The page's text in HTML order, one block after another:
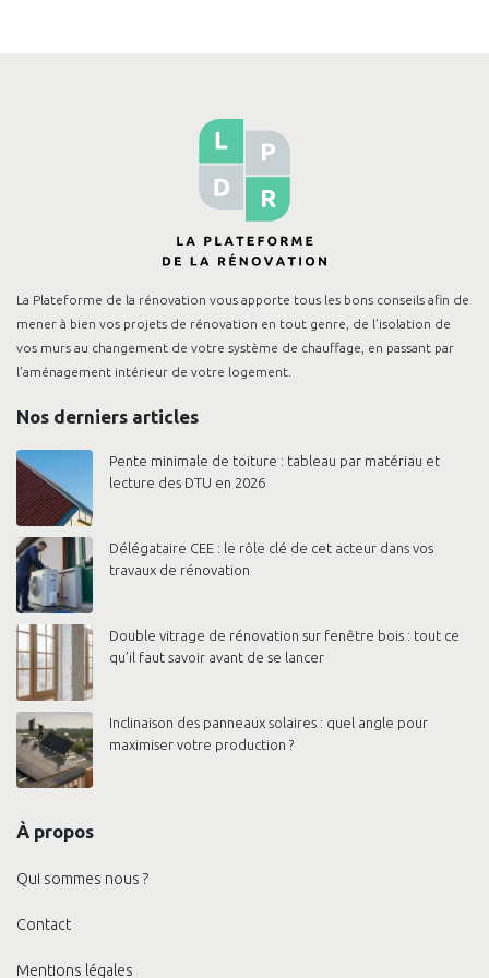
La Plateforme de la rénovation vous apporte tous les bons conseils afin de
mener à bien vos projets de rénovation en tout genre, de l’isolation de
vos murs au changement de votre système de chauffage, en passant par
l’aménagement intérieur de votre logement.
Nos derniers articles
Pente minimale de toiture : tableau par matériau et
lecture des DTU en 2026
Délégataire CEE : le rôle clé de cet acteur dans vos
travaux de rénovation
Double vitrage de rénovation sur fenêtre bois : tout ce
qu’il faut savoir avant de se lancer
Inclinaison des panneaux solaires : quel angle pour
maximiser votre production ?
À propos
Qui sommes nous ?
Contact
Mentions légales